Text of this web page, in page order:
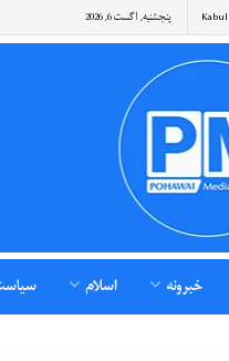
Kabul پنجشنبه, اگست 6, 2026
خبرونه اسلام